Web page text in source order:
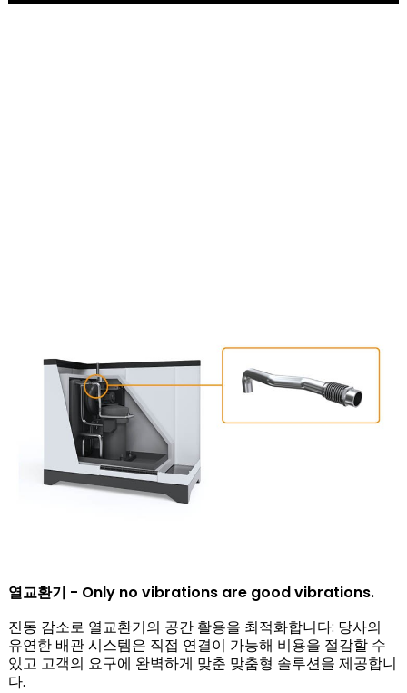
열교환기 - Only no vibrations are good vibrations.
진동 감소로 열교환기의 공간 활용을 최적화합니다: 당사의
유연한 배관 시스템은 직접 연결이 가능해 비용을 절감할 수
있고 고객의 요구에 완벽하게 맞춘 맞춤형 솔루션을 제공합니
다.